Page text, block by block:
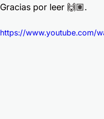
Gracias por leer 🙌🏽.
https://www.youtube.com/